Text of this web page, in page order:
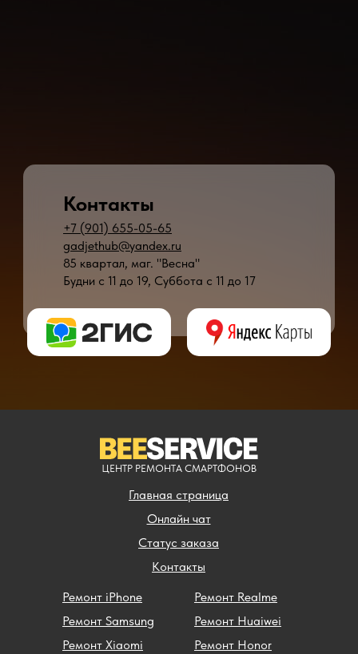
+7 (901) 655-05-65
gadjethub@yandex.ru
85 квартал, маг. "Весна"
Будни с 11 до 19, Суббота с 11 до 17
Контакты
Главная страница
Контакты
Статус заказа
Ремонт iPhone
Ремонт Samsung
Ремонт Xiaomi
Ремонт Realme
Ремонт Huaiwei
Ремонт Honor
* - время ремонта может меняться в зависимости от модели устройства и
Онлайн чат
ЦЕНТР РЕМОНТА СМАРТФОНОВ